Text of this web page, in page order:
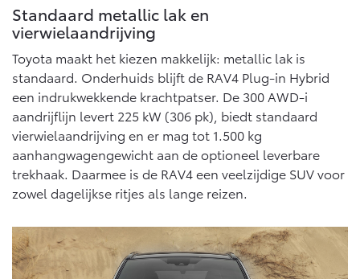
OOK ALS BATTERIJ-
ELEKTRISCH
Vanaf € 46.301,-
OOK ALS BATTERIJ-
ELEKTRISCH
Vanaf € 56.570,-
Land Cruiser (excl. BTW)
Standaard metallic lak en
vierwielaandrijving
Toyota maakt het kiezen makkelijk: metallic lak is
standaard. Onderhuids blijft de RAV4 Plug-in Hybrid
een indrukwekkende krachtpatser. De 300 AWD-i
aandrijflijn levert 225 kW (306 pk), biedt standaard
vierwielaandrijving en er mag tot 1.500 kg
aanhangwagengewicht aan de optioneel leverbare
trekhaak. Daarmee is de RAV4 een veelzijdige SUV voor
zowel dagelijkse ritjes als lange reizen.